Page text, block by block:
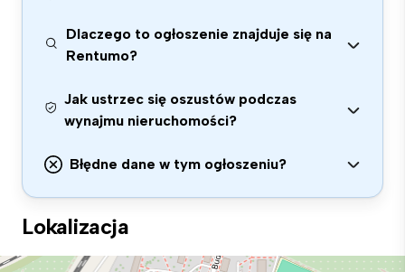
Dlaczego to ogłoszenie znajduje się na
Rentumo?
Jak ustrzec się oszustów podczas
wynajmu nieruchomości?
Błędne dane w tym ogłoszeniu?
Lokalizacja